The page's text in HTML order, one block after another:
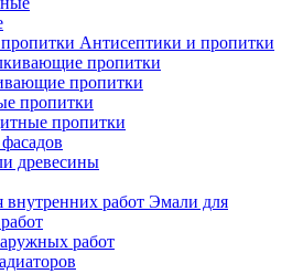
Антисептики и пропитки
пропитки
пропитки
пропитки
древесины
Эмали для
работ